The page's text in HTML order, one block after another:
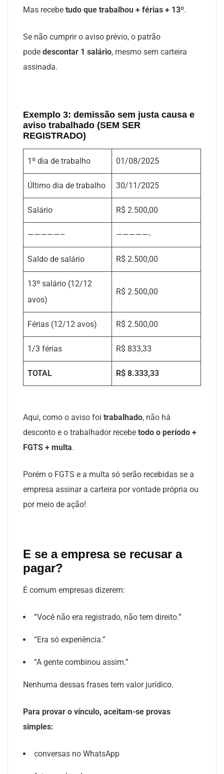
Mas recebe tudo que trabalhou + férias + 13º.
Se não cumprir o aviso prévio, o patrão
pode descontar 1 salário, mesmo sem carteira
assinada.
Exemplo 3: demissão sem justa causa e
aviso trabalhado (SEM SER
REGISTRADO)
1º dia de trabalho 01/08/2025
Último dia de trabalho 30/11/2025
Salário R$ 2.500,00
—————– —————-
Saldo de salário R$ 2.500,00
13º salário (12/12
avos)
R$ 2.500,00
Férias (12/12 avos) R$ 2.500,00
1/3 férias R$ 833,33
TOTAL R$ 8.333,33
Aqui, como o aviso foi trabalhado, não há
desconto e o trabalhador recebe todo o período +
FGTS + multa.
Porém o FGTS e a multa só serão recebidas se a
empresa assinar a carteira por vontade própria ou
por meio de ação!
E se a empresa se recusar a
pagar?
É comum empresas dizerem:
“Você não era registrado, não tem direito.”
“Era só experiência.”
“A gente combinou assim.”
Nenhuma dessas frases tem valor jurídico.
Para provar o vínculo, aceitam-se provas
simples:
conversas no WhatsApp